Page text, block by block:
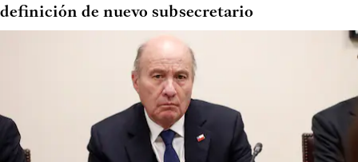
definición de nuevo subsecretario